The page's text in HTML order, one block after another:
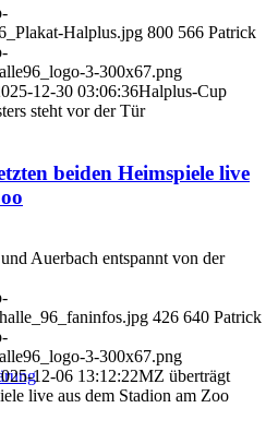
Halplus.jpg 800 566 Patrick
3-300x67.png
12-30 03:06:36Halplus-Cup
steht vor der Tür
beiden Heimspiele live
Auerbach entspannt von der
426 640 Patrick
3-300x67.png
12-06 13:12:22MZ überträgt
live aus dem Stadion am Zoo